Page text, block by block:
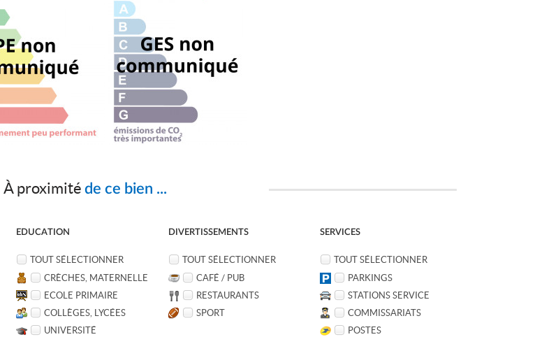
À proximité de ce bien ...
EDUCATION
TOUT SÉLECTIONNER
CRÈCHES, MATERNELLE
ECOLE PRIMAIRE
COLLÈGES, LYCÉES
UNIVERSITÉ
DIVERTISSEMENTS
TOUT SÉLECTIONNER
CAFÉ / PUB
RESTAURANTS
SPORT
SERVICES
TOUT SÉLECTIONNER
PARKINGS
STATIONS SERVICE
COMMISSARIATS
POSTES